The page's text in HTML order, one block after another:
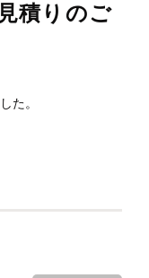
積りのご
た。